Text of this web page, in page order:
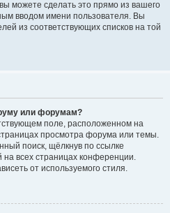
можете сделать это прямо из вашего
вводом имени пользователя. Вы
из соответствующих списков на той
или форумам?
поле, расположенном на
просмотра форума или темы.
поиск, щёлкнув по ссылке
всех страницах конференции.
от используемого стиля.